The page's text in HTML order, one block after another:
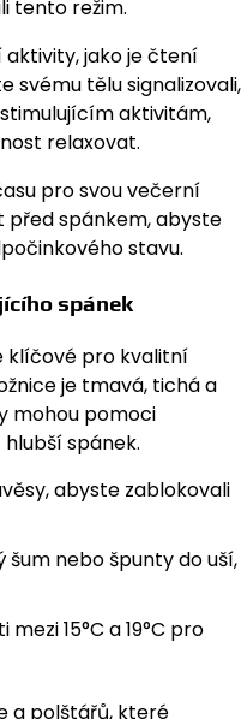
tento režim.
jako je čtení
svému tělu signalizovali,
aktivitám,
relaxovat.
pro svou večerní
před spánkem, abyste
stavu.
spánek
klíčové pro kvalitní
je tmavá, tichá a
mohou pomoci
spánek.
abyste zablokovali
nebo špunty do uší,
15°C a 19°C pro
a polštářů, které